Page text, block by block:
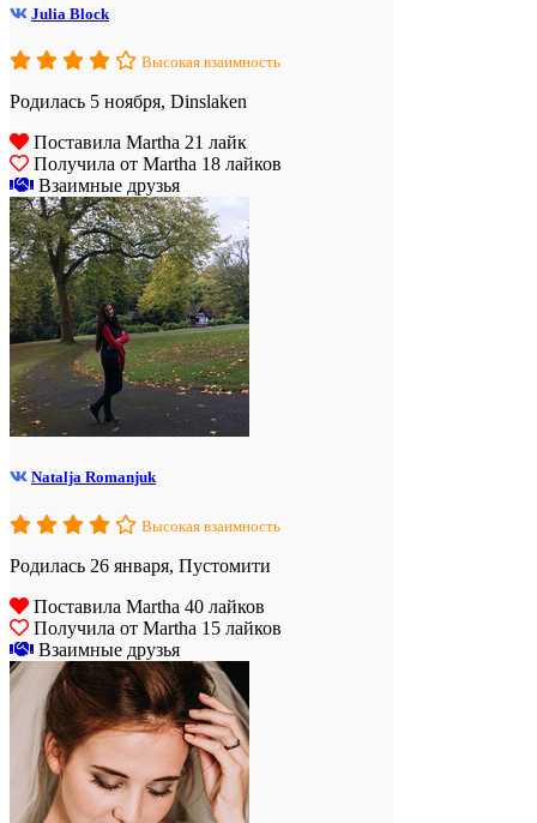
Julia Block
Высокая взаимность
Родилась 5 ноября, Dinslaken
Поставила Martha 21 лайк
Получила от Martha 18 лайков
Взаимные друзья
Natalja Romanjuk
Высокая взаимность
Родилась 26 января, Пустомити
Поставила Martha 40 лайков
Получила от Martha 15 лайков
Взаимные друзья